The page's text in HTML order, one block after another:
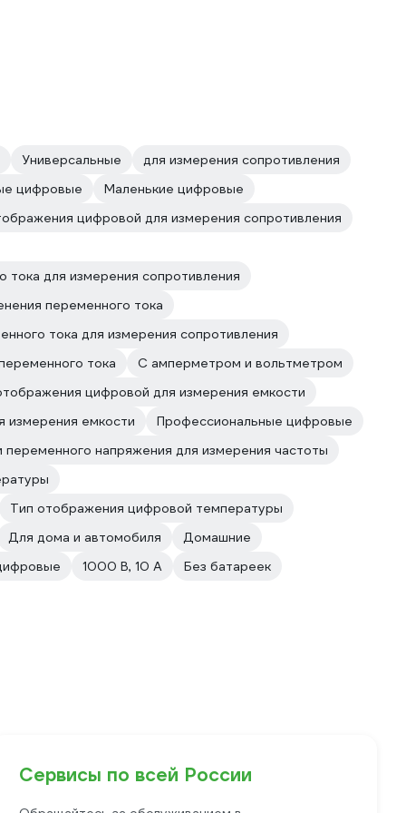
Универсальные
для измерения сопротивления
цифровые
Маленькие цифровые
цифровой для измерения сопротивления
тока для измерения сопротивления
переменного тока
тока для измерения сопротивления
тока
С амперметром и вольтметром
цифровой для измерения емкости
измерения емкости
Профессиональные цифровые
переменного напряжения для измерения частоты
Тип отображения цифровой температуры
Для дома и автомобиля
Домашние
1000 В, 10 А Без батареек
Сервисы по всей России